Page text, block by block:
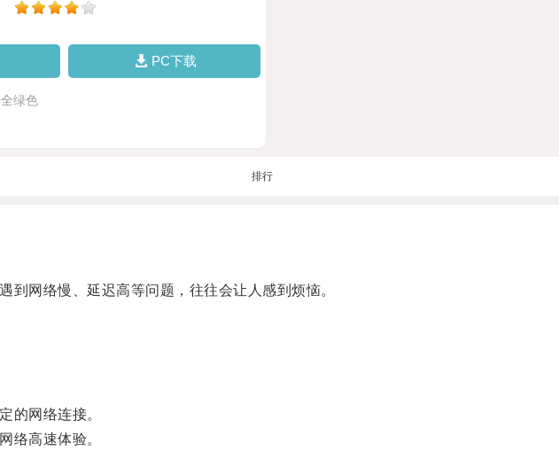
PC下载
绿色
排行
网络慢、延迟高等问题，往往会让人感到烦恼。
的网络连接。
络高速体验。